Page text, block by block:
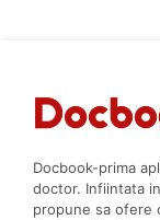
Docbook-prima
doctor. Infiintata
propune sa ofere